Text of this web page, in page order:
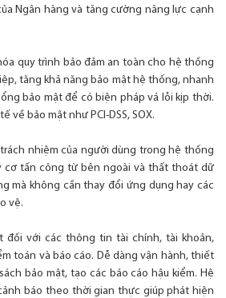
Ngân hàng và tăng cường năng lực cạnh
quy trình bảo đảm an toàn cho hệ thống
tăng khả năng bảo mật hệ thống, nhanh
bảo mật để có biện pháp vá lỗi kịp thời.
về bảo mật như PCI-DSS, SOX.
nhiệm của người dùng trong hệ thống
cơ tấn công từ bên ngoài và thất thoát dữ
mà không cần thay đổi ứng dụng hay các
vệ.
đối với các thông tin tài chính, tài khoản,
toán và báo cáo. Dễ dàng vận hành, thiết
bảo mật, tạo các báo cáo hậu kiểm. Hệ
báo theo thời gian thực giúp phát hiện